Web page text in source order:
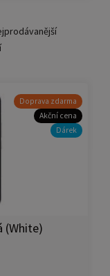
Doprava zdarma
Akční cena
Dárek
(White)